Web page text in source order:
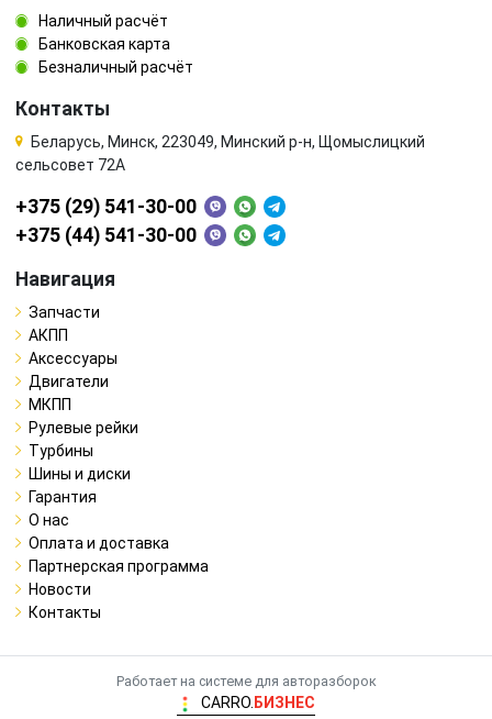
Наличный расчёт
Банковская карта
Безналичный расчёт
Контакты
Беларусь, Минск, 223049, Минский р-н, Щомыслицкий
сельсовет 72А
+375 (29) 541-30-00
+375 (44) 541-30-00
Навигация
Запчасти
АКПП
Аксессуары
Двигатели
МКПП
Рулевые рейки
Турбины
Шины и диски
Гарантия
О нас
Оплата и доставка
Партнерская программа
Новости
Контакты
Работает на системе для авторазборок
CARRO. БИЗНЕС